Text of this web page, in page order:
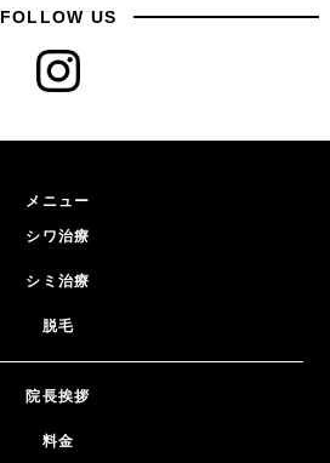
FOLLOW US
メニュー
シワ治療
シミ治療
脱毛
院長挨拶
料金